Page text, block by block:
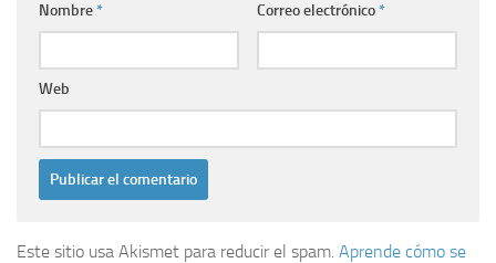
Nombre* Correo electrónico*
Web
Este sitio usa Akismet para reducir el spam. Aprende cómo se